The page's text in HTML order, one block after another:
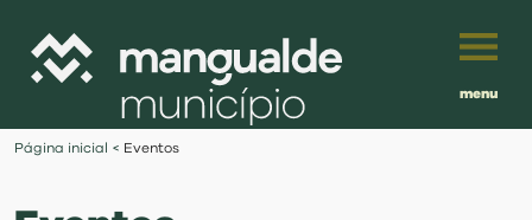
menu
Português
Página inicial < Eventos